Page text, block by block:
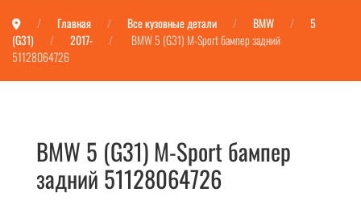
Главная Все кузовные детали BMW
5
(G31)
2017-
BMW 5 (G31) M-Sport бампер задний
51128064726
BMW 5 (G31) M-Sport бампер
задний 51128064726